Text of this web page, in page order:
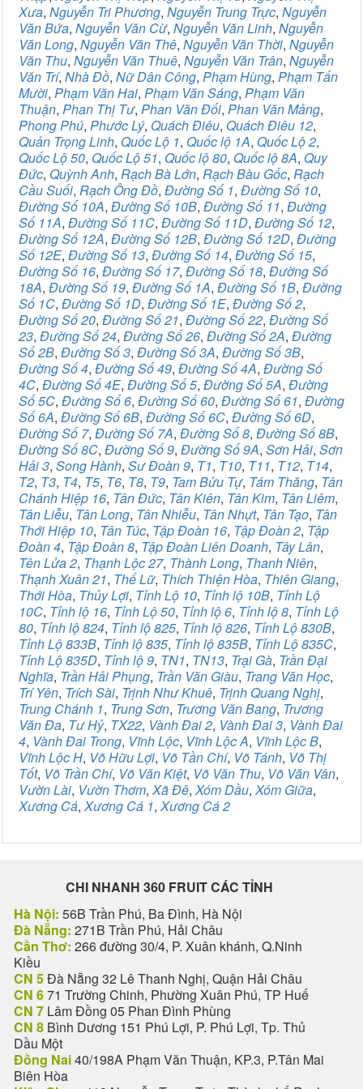
Xưa, Nguyễn Tri Phương, Nguyễn Trung Trực, Nguyễn
Văn Bứa, Nguyễn Văn Cừ, Nguyễn Văn Linh, Nguyễn
Văn Long, Nguyễn Văn Thê, Nguyễn Văn Thời, Nguyễn
Văn Thu, Nguyễn Văn Thuê, Nguyễn Văn Trân, Nguyễn
Văn Trí, Nhà Đồ, Nữ Dân Công, Phạm Hùng, Phạm Tấn
Mười, Phạm Văn Hai, Phạm Văn Sáng, Phạm Văn
Thuận, Phan Thị Tư, Phan Văn Đối, Phan Văn Mảng,
Phong Phú, Phước Lý, Quách Điêu, Quách Điêu 12,
Quản Trọng Linh, Quốc Lộ 1, Quốc lộ 1A, Quốc Lộ 2,
Quốc Lộ 50, Quốc Lộ 51, Quốc lộ 80, Quốc lộ 8A, Quy
Đức, Quỳnh Anh, Rạch Bà Lớn, Rạch Bàu Gốc, Rạch
Cầu Suối, Rạch Ông Đồ, Đường Số 1, Đường Số 10,
Đường Số 10A, Đường Số 10B, Đường Số 11, Đường
Số 11A, Đường Số 11C, Đường Số 11D, Đường Số 12,
Đường Số 12A, Đường Số 12B, Đường Số 12D, Đường
Số 12E, Đường Số 13, Đường Số 14, Đường Số 15,
Đường Số 16, Đường Số 17, Đường Số 18, Đường Số
18A, Đường Số 19, Đường Số 1A, Đường Số 1B, Đường
Số 1C, Đường Số 1D, Đường Số 1E, Đường Số 2,
Đường Số 20, Đường Số 21, Đường Số 22, Đường Số
23, Đường Số 24, Đường Số 26, Đường Số 2A, Đường
Số 2B, Đường Số 3, Đường Số 3A, Đường Số 3B,
Đường Số 4, Đường Số 49, Đường Số 4A, Đường Số
4C, Đường Số 4E, Đường Số 5, Đường Số 5A, Đường
Số 5C, Đường Số 6, Đường Số 60, Đường Số 61, Đường
Số 6A, Đường Số 6B, Đường Số 6C, Đường Số 6D,
Đường Số 7, Đường Số 7A, Đường Số 8, Đường Số 8B,
Đường Số 8C, Đường Số 9, Đường Số 9A, Sơn Hải, Sơn
Hải 3, Song Hành, Sư Đoàn 9, T1, T10, T11, T12, T14,
T2, T3, T4, T5, T6, T8, T9, Tam Bửu Tự, Tám Thăng, Tân
Chánh Hiệp 16, Tân Đức, Tân Kiên, Tân Kim, Tân Liêm,
Tân Liễu, Tân Long, Tân Nhiễu, Tân Nhựt, Tân Tạo, Tân
Thới Hiệp 10, Tân Túc, Tập Đoàn 16, Tập Đoàn 2, Tập
Đoàn 4, Tập Đoàn 8, Tập Đoàn Liên Doanh, Tây Lân,
Tên Lửa 2, Thạnh Lộc 27, Thành Long, Thanh Niên,
Thạnh Xuân 21, Thế Lữ, Thích Thiện Hòa, Thiên Giang,
Thới Hòa, Thủy Lợi, Tỉnh Lộ 10, Tỉnh lộ 10B, Tỉnh Lộ
10C, Tỉnh lộ 16, Tỉnh Lộ 50, Tỉnh lộ 6, Tỉnh lộ 8, Tỉnh Lộ
80, Tỉnh lộ 824, Tỉnh lộ 825, Tỉnh lộ 826, Tỉnh Lộ 830B,
Tỉnh Lộ 833B, Tỉnh lộ 835, Tỉnh lộ 835B, Tỉnh Lộ 835C,
Tỉnh Lộ 835D, Tỉnh lộ 9, TN1, TN13, Trại Gà, Trần Đại
Nghĩa, Trần Hải Phụng, Trần Văn Giàu, Trang Văn Học,
Trí Yên, Trích Sài, Trịnh Như Khuê, Trịnh Quang Nghị,
Trung Chánh 1, Trung Sơn, Trương Văn Bang, Trương
Văn Đa, Tư Hỷ, TX22, Vành Đai 2, Vành Đai 3, Vành Đai
4, Vành Đai Trong, Vĩnh Lộc, Vĩnh Lộc A, Vĩnh Lộc B,
Vĩnh Lộc H, Võ Hữu Lợi, Võ Tần Chí, Võ Tánh, Võ Thị
Tốt, Võ Trần Chí, Võ Văn Kiệt, Võ Văn Thu, Võ Văn Vân,
Vườn Lài, Vườn Thơm,Xã Đê,Xóm Dầu,Xóm Giữa,
Xương Cá,Xương Cá 1,Xương Cá 2
CHI NHANH 360 FRUIT CÁC TỈNH
Hà Nội: 56B Trần Phú, Ba Đình, Hà Nội
Đà Nẵng: 271B Trần Phú, Hải Châu
Cần Thơ: 266 đường 30/4, P. Xuân khánh, Q.Ninh
Kiều
CN 5Đà Nẵng 32 Lê Thanh Nghị, Quận Hải Châu
CN 671 Trường Chinh, Phường Xuân Phú, TP Huế
CN 7 Lâm Đồng 05 Phan Đình Phùng
CN 8 Bình Dương 151 Phú Lợi, P. Phú Lợi, Tp. Thủ
Dầu Một
Đồng Nai40/198A Phạm Văn Thuận, KP.3, P.Tân Mai
Biên Hòa